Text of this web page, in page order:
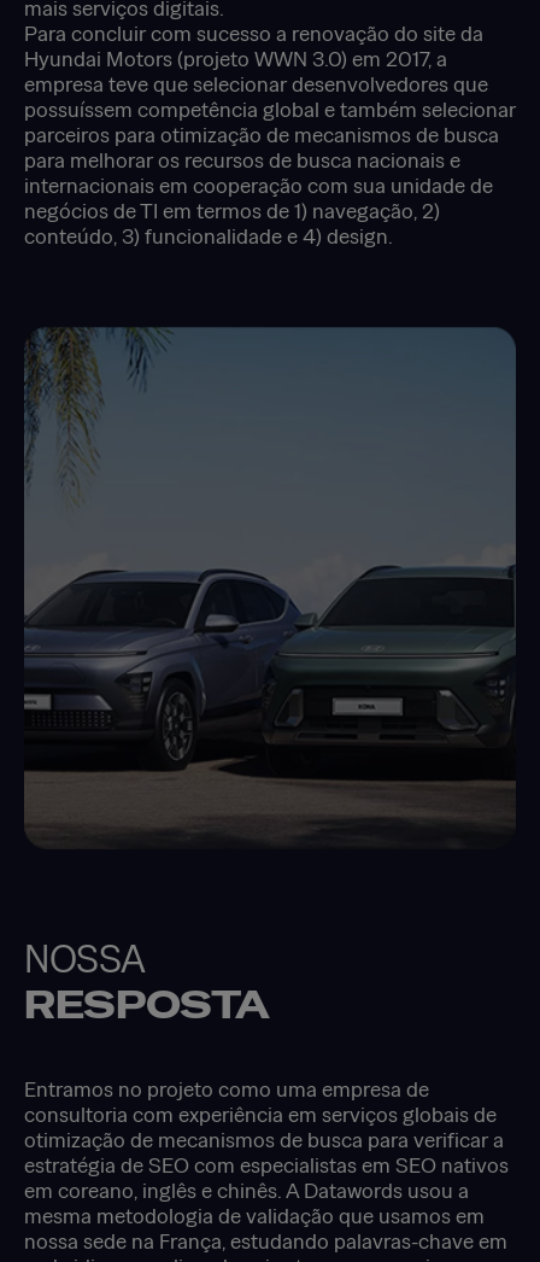
mais serviços digitais.
Para concluir com sucesso a renovação do site da
Hyundai Motors (projeto WWN 3.0) em 2017, a
empresa teve que selecionar desenvolvedores que
possuíssem competência global e também selecionar
parceiros para otimização de mecanismos de busca
para melhorar os recursos de busca nacionais e
internacionais em cooperação com sua unidade de
negócios de TI em termos de 1) navegação, 2)
conteúdo, 3) funcionalidade e 4) design.
NOSSA
RESPOSTA
Entramos no projeto como uma empresa de
consultoria com experiência em serviços globais de
otimização de mecanismos de busca para verificar a
estratégia de SEO com especialistas em SEO nativos
em coreano, inglês e chinês. A Datawords usou a
mesma metodologia de validação que usamos em
nossa sede na França, estudando palavras-chave em